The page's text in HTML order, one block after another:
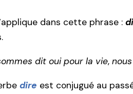
dans cette phrase :
dit oui pour la vie,
dire est conjugué au